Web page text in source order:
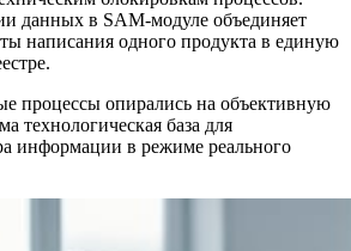
данных в SAM-модуле объединяет
написания одного продукта в единую
процессы опирались на объективную
технологическая база для
информации в режиме реального